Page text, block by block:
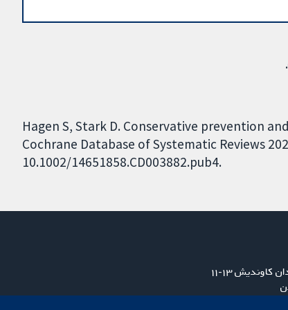
Hagen S, Stark D. Conservative prevention
Cochrane Database of Systematic Reviews
10.1002/14651858.CD003882.pub4.
کاوندیش ۱۳-۱۱